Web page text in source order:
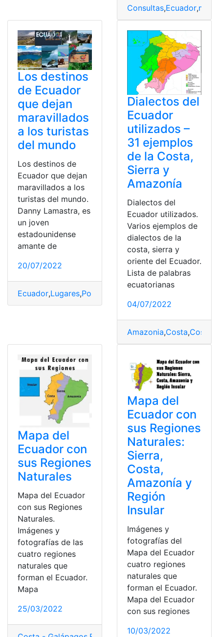
Consultas,Ecuador,
Los destinos
de Ecuador
que dejan
maravillados
a los turistas
del mundo
Los destinos de
Ecuador que dejan
maravillados a los
turistas del mundo.
Danny Lamastra, es
un joven
estadounidense
amante de
20/07/2022
Ecuador,Lugares,Postales
Dialectos del
Ecuador
utilizados –
31 ejemplos
de la Costa,
Sierra y
Amazonía
Dialectos del
Ecuador utilizados.
Varios ejemplos de
dialectos de la
costa, sierra y
oriente del Ecuador.
Lista de palabras
ecuatorianas
04/07/2022
Amazonia,Costa,Costa
Mapa del
Ecuador con
sus Regiones
Naturales
Mapa del Ecuador
con sus Regiones
Naturales.
Imágenes y
fotografías de las
cuatro regiones
naturales que
forman el Ecuador.
Mapa
25/03/2022
Mapa del
Ecuador con
sus Regiones
Naturales:
Sierra,
Costa,
Amazonía y
Región
Insular
Imágenes y
fotografías del
Mapa del Ecuador
cuatro regiones
naturales que
forman el Ecuador.
Mapa del Ecuador
con sus regiones
10/03/2022